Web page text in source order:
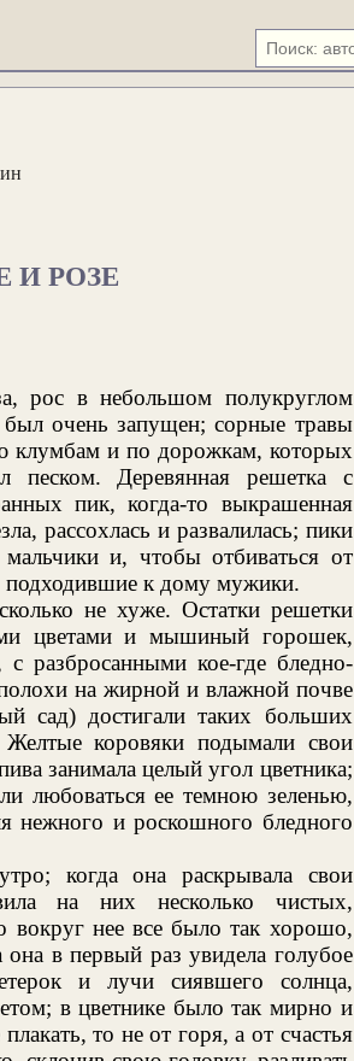
И РОЗЕ
рос в небольшом полукруглом
очень запущен; сорные травы
клумбам и по дорожкам, которых
Деревянная решетка с
пик, когда-то выкрашенная
рассохлась и развалилась; пики
и, чтобы отбиваться от
подходившие к дому мужики.
не хуже. Остатки решетки
цветами и мышиный горошек,
разбросанными кое-где бледно-
на жирной и влажной почве
сад) достигали таких больших
Желтые коровяки подымали свои
занимала целый угол цветника;
любоваться ее темною зеленью,
нежного и роскошного бледного
когда она раскрывала свои
на них несколько чистых,
вокруг нее все было так хорошо,
она в первый раз увидела голубое
и лучи сиявшего солнца,
в цветнике было так мирно и
то не от горя, а от счастья